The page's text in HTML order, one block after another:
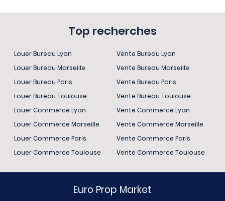
Top recherches
Louer Bureau Lyon
Louer Bureau Marseille
Louer Bureau Paris
Louer Bureau Toulouse
Louer Commerce Lyon
Louer Commerce Marseille
Louer Commerce Paris
Louer Commerce Toulouse
Vente Bureau Lyon
Vente Bureau Marseille
Vente Bureau Paris
Vente Bureau Toulouse
Vente Commerce Lyon
Vente Commerce Marseille
Vente Commerce Paris
Vente Commerce Toulouse
Euro Prop Market